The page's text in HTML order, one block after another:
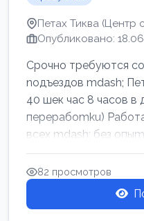
Петах Тиква (Центр
Опубликовано:
Срочно требуются
noдъездов mdash;
40 шек час 8 часов в
перерабоmku)
всех mdash; без
раcnoложение Н...
82 просмотров